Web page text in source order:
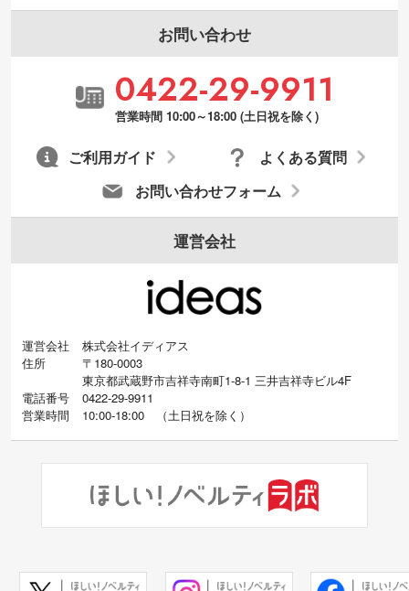
お問い合わせ
0422-29-9911
営業時間 10:00～18:00 (土日祝を除く)
お問い合わせフォーム
よくある質問
ご利用ガイド
運営会社
運営会社
株式会社イディアス
住所
〒180-0003
東京都武蔵野市吉祥寺南町1-8-1 三井吉祥寺ビル4F
電話番号
0422-29-9911
営業時間
10:00-18:00 （土日祝を除く）